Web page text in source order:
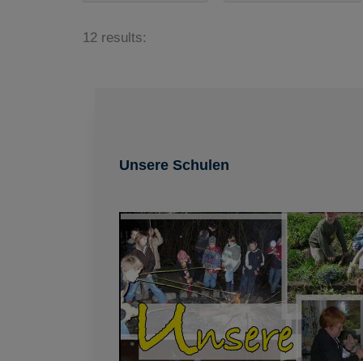
12 results:
Unsere Schulen